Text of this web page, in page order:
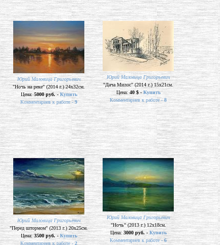
Юрий Маловица Григорьевич
"Ночь на реке" (2014 г.) 24х32см.
Цена:5000 руб. -Купить
Комментариев к работе - 9
Юрий Маловица Григорьевич
"Дача Милос" (2014 г.) 15х21см.
Цена:40 $ -Купить
Комментариев к работе -8
Юрий Маловица Григорьевич
"Перед штормом" (2013 г.) 20х25см.
Цена:3500 руб. -Купить
Комментариев к работе - 2
Юрий Маловица Григорьевич
"Ночь" (2013 г.) 12х18см.
Цена: 3000 руб. -Купить
Комментариев к работе -6